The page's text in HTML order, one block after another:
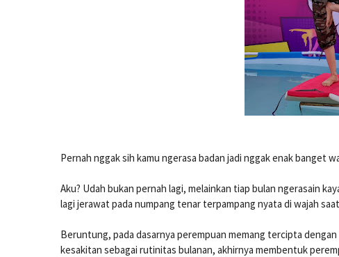
Pernah nggak sih kamu ngerasa badan jadi nggak enak banget
Aku? Udah bukan pernah lagi, melainkan tiap bulan ngerasain
lagi jerawat pada numpang tenar terpampang nyata di wajah
Beruntung, pada dasarnya perempuan memang tercipta
kesakitan sebagai rutinitas bulanan, akhirnya membentuk